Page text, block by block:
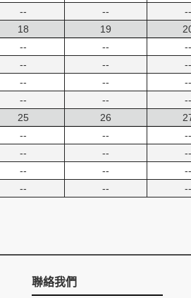
--
--
--
18
--
--
--
--
19
--
--
--
--
--
--
--
--
25
--
--
--
--
26
--
--
--
--
--
--
--
--
聯絡我們